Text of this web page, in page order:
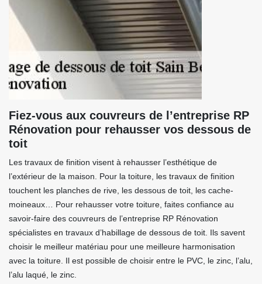
Fiez-vous aux couvreurs de l’entreprise RP
Rénovation pour rehausser vos dessous de
toit
Les travaux de finition visent à rehausser l’esthétique de
l’extérieur de la maison. Pour la toiture, les travaux de finition
touchent les planches de rive, les dessous de toit, les cache-
moineaux… Pour rehausser votre toiture, faites confiance au
savoir-faire des couvreurs de l’entreprise RP Rénovation
spécialistes en travaux d’habillage de dessous de toit. Ils savent
choisir le meilleur matériau pour une meilleure harmonisation
avec la toiture. Il est possible de choisir entre le PVC, le zinc, l’alu,
l’alu laqué, le zinc.